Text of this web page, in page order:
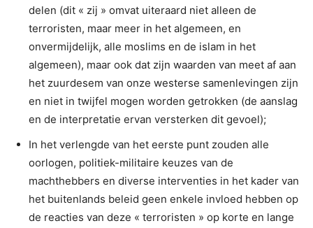
delen (dit « zij » omvat uiteraard niet alleen de
terroristen, maar meer in het algemeen, en
onvermijdelijk, alle moslims en de islam in het
algemeen), maar ook dat zijn waarden van meet af aan
het zuurdesem van onze westerse samenlevingen zijn
en niet in twijfel mogen worden getrokken (de aanslag
en de interpretatie ervan versterken dit gevoel);
In het verlengde van het eerste punt zouden alle
oorlogen, politiek-militaire keuzes van de
machthebbers en diverse interventies in het kader van
het buitenlands beleid geen enkele invloed hebben op
de reacties van deze « terroristen » op korte en lange